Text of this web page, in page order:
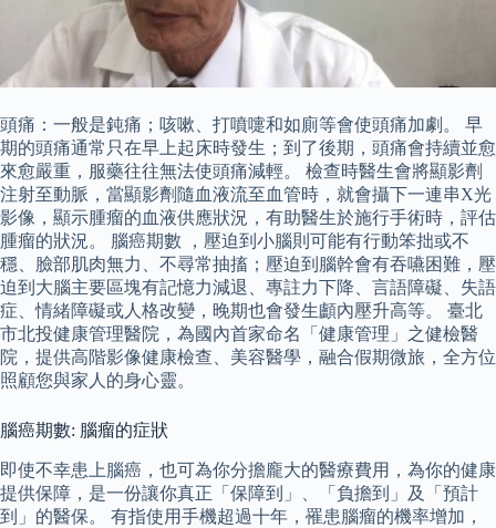
頭痛：一般是鈍痛；咳嗽、打噴嚏和如廁等會使頭痛加劇。 早
期的頭痛通常只在早上起床時發生；到了後期，頭痛會持續並愈
來愈嚴重，服藥往往無法使頭痛減輕。 檢查時醫生會將顯影劑
注射至動脈，當顯影劑隨血液流至血管時，就會攝下一連串X光
影像，顯示腫瘤的血液供應狀況，有助醫生於施行手術時，評估
腫瘤的狀況。 腦癌期數 ，壓迫到小腦則可能有行動笨拙或不
穩、臉部肌肉無力、不尋常抽搐；壓迫到腦幹會有吞嚥困難，壓
迫到大腦主要區塊有記憶力減退、專註力下降、言語障礙、失語
症、情緒障礙或人格改變，晚期也會發生顱內壓升高等。 臺北
市北投健康管理醫院，為國內首家命名「健康管理」之健檢醫
院，提供高階影像健康檢查、美容醫學，融合假期微旅，全方位
照顧您與家人的身心靈。
腦癌期數: 腦瘤的症狀
即使不幸患上腦癌，也可為你分擔龐大的醫療費用，為你的健康
提供保障，是一份讓你真正「保障到」、「負擔到」及「預計
到」的醫保。 有指使用手機超過十年，罹患腦瘤的機率增加，